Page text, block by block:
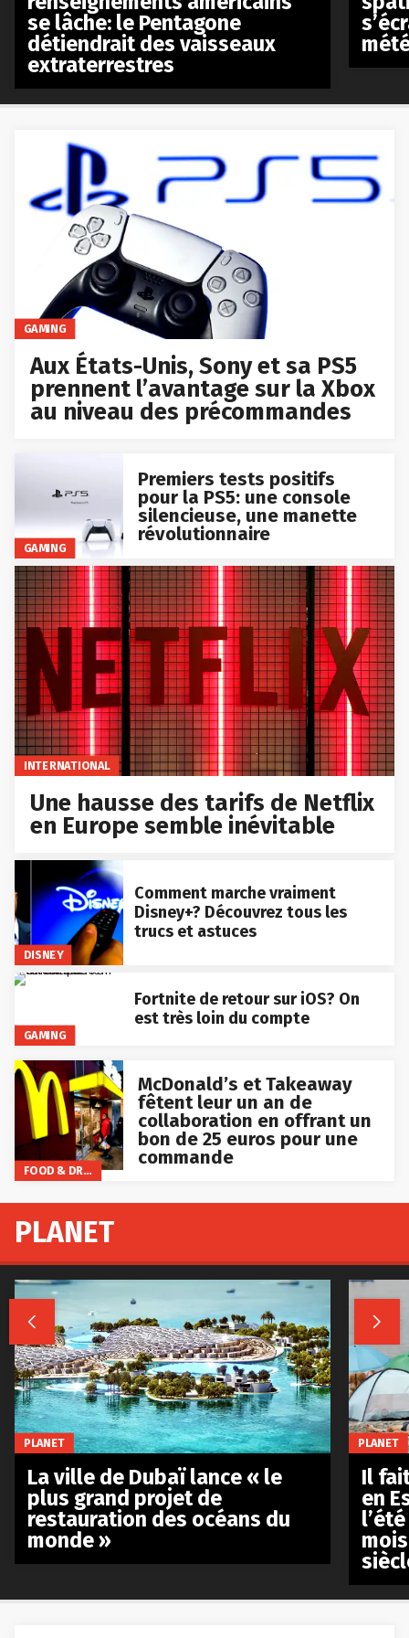
GAMING
Aux États-Unis, Sony et sa PS5
prennent l’avantage sur la Xbox
au niveau des précommandes
GAMING
Premiers tests positifs
pour la PS5: une console
silencieuse, une manette
révolutionnaire
INTERNATIONAL
Une hausse des tarifs de Netflix
en Europe semble inévitable
DISNEY
Comment marche vraiment
Disney+? Découvrez tous les
trucs et astuces
GAMING
Fortnite de retour sur iOS? On
est très loin du compte
FOOD & DRINKS
McDonald’s et Takeaway
fêtent leur un an de
collaboration en offrant un
bon de 25 euros pour une
commande
se lâche: le Pentagone
détiendrait des vaisseaux
extraterrestres
PLANET
 
PLANET
La ville de Dubaï lance « le
plus grand projet de
restauration des océans du
monde »
PLANET
Il
en